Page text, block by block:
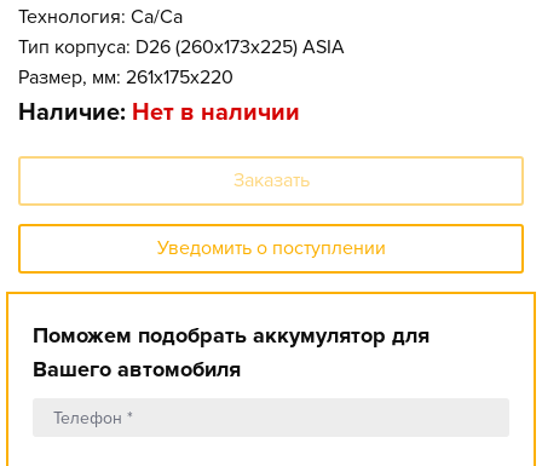
Технология: Ca/Ca
Тип корпуса: D26 (260x173x225) ASIA
Размер, мм: 261x175x220
Наличие: Нет в наличии
Заказать
Уведомить о поступлении
Поможем подобрать аккумулятор для
Вашего автомобиля